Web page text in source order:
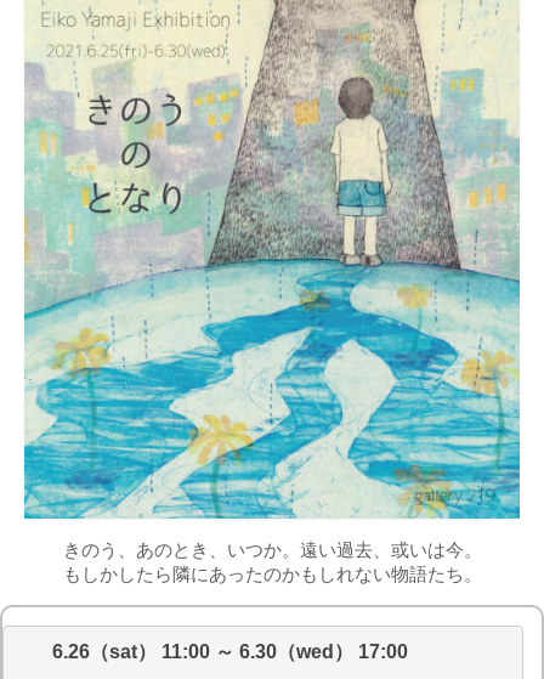
きのう、あのとき、いつか。遠い過去、或いは今。
もしかしたら隣にあったのかもしれない物語たち。
6.26（sat） 11:00 ～ 6.30（wed） 17:00